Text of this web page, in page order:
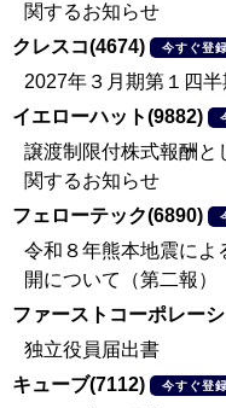
関するお知らせ
クレスコ(4674)
今すぐ登録
2027年３月期第１四
イエローハット(9882)
譲渡制限付株式報酬と
関するお知らせ
フェローテック(6890)
令和８年熊本地震によ
開について（第二報）
ファーストコーポレー
独立役員届出書
キューブ(7112)
今すぐ登録